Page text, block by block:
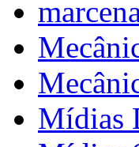
Mídias